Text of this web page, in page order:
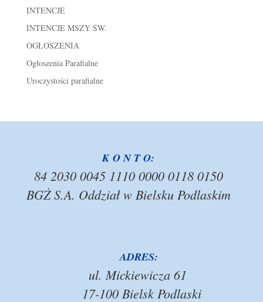
INTENCJE
INTENCJE MSZY ŚW.
OGŁOSZENIA
Ogłoszenia Parafialne
Uroczystości parafialne
K O N T O:
84 2030 0045 1110 0000 0118 0150
BGŻ S.A. Oddział w Bielsku Podlaskim
ADRES:
ul. Mickiewicza 61
17-100 Bielsk Podlaski